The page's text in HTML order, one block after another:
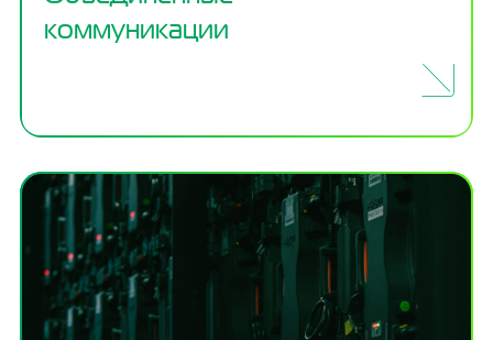
коммуникации